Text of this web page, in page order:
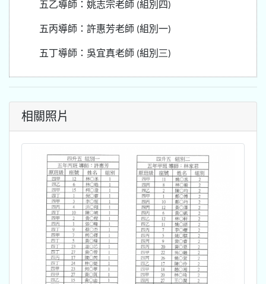
五乙導師：姚志宗老師 (組別 四)
五丙導師：許惠芳老師 (組別 一)
五丁導師：吳宜真老師 (組別 三)
相關照片